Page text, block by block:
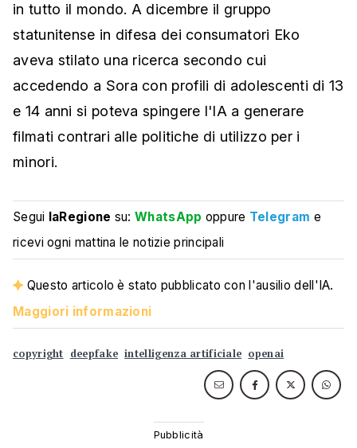
in tutto il mondo. A dicembre il gruppo
statunitense in difesa dei consumatori Eko
aveva stilato una ricerca secondo cui
accedendo a Sora con profili di adolescenti di 13
e 14 anni si poteva spingere l'IA a generare
filmati contrari alle politiche di utilizzo per i
minori.
Segui laRegione su:WhatsApp oppure Telegram e
ricevi ogni mattina le notizie principali
Questo articolo è stato pubblicato con l'ausilio dell'IA.
Maggiori informazioni
copyright deepfake intelligenza artificiale openai